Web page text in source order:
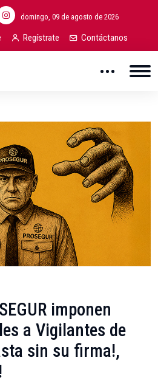
domingo, 09 de agosto de 2026
Regístrate Contáctanos
imponen
a Vigilantes de
sin su firma!,